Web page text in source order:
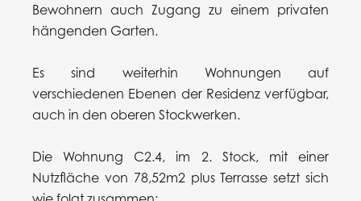
Bewohnern auch Zugang zu einem privaten
hängenden Garten.
Es sind weiterhin Wohnungen auf
verschiedenen Ebenen der Residenz verfügbar,
auch in den oberen Stockwerken.
Die Wohnung C2.4, im 2. Stock, mit einer
Nutzfläche von 78,52m2 plus Terrasse setzt sich